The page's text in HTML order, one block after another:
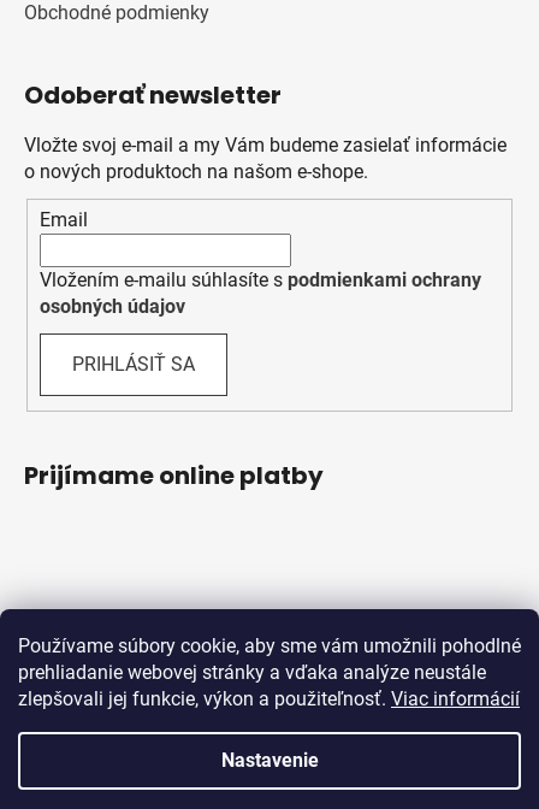
Používame súbory cookie, aby sme vám umožnili pohodlné
prehliadanie webovej stránky a vďaka analýze neustále
zlepšovali jej funkcie, výkon a použiteľnosť. Viac informácií
Nastavenie
Obchodné podmienky
Odoberať newsletter
Vložte svoj e-mail a my Vám budeme zasielať informácie
o nových produktoch na našom e-shope.
Email
Vložením e-mailu súhlasíte s podmienkami ochrany
osobných údajov
PRIHLÁSIŤ SA
Prijímame online platby
Obchodné podmienky
Ochrana osobných údajov